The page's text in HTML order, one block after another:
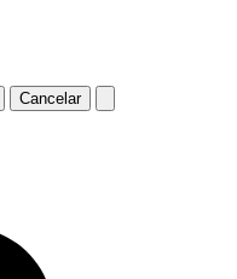
Cancelar